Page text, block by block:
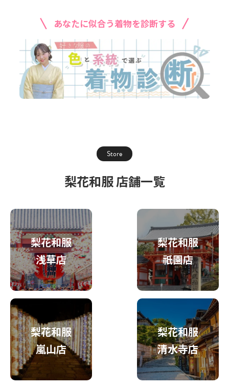
あなたに似合う着物を診断する
Store
梨花和服 店舗一覧
梨花和服
浅草店
梨花和服
祇園店
梨花和服
嵐山店
梨花和服
清水寺店